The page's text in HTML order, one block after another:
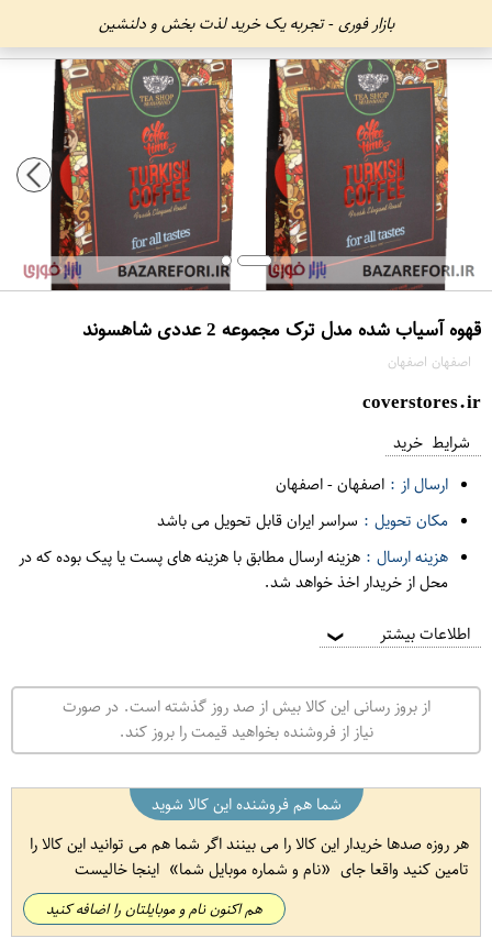
بازار فوری - تجربه یک خرید لذت بخش و دلنشین
قهوه آسیاب شده مدل ترک مجموعه 2 عددی شاهسوند
اصفهان اصفهان
coverstores.ir
شرایط خرید
ارسال از : اصفهان-اصفهان
مکان تحویل : سراسر ایران قابل تحویل می باشد
هزینه ارسال : هزینه ارسال مطابق با هزینه های پست یا پیک بوده که در
محل از خریدار اخذ خواهد شد.
اطلاعات بیشتر ❯
از بروز رسانی این کالا بیش از صد روز گذشته است. در صورت
نیاز از فروشنده بخواهید قیمت را بروز کند.
شما هم فروشنده این کالا شوید
هر روزه صدها خریدار این کالا را می بینند اگر شما هم می توانید این کالا را
تامین کنید واقعا جای
نام و شماره موبایل شما اینجا خالیست
هم اکنون نام و موبایلتان را اضافه کنید